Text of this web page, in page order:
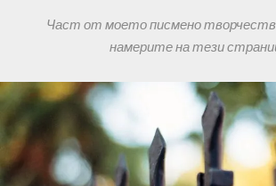
Част от моето писмено
намерите на тези